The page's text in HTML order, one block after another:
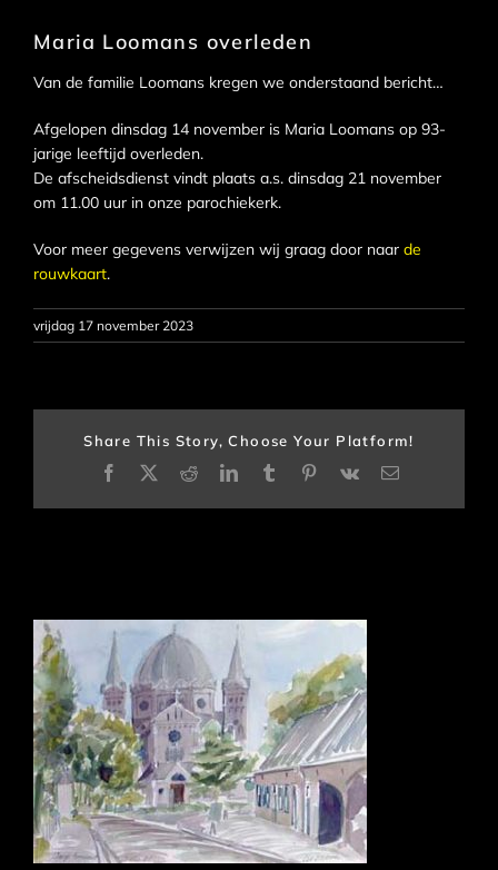
Maria Loomans overleden
Van de familie Loomans kregen we onderstaand bericht…
Afgelopen dinsdag 14 november is Maria Loomans op 93-
jarige leeftijd overleden.
De afscheidsdienst vindt plaats a.s. dinsdag 21 november
om 11.00 uur in onze parochiekerk.
Voor meer gegevens verwijzen wij graag door naar de
rouwkaart.
vrijdag 17 november 2023
Share This Story, Choose Your Platform!
Facebook
X RedditLinkedInTumblrPinterest
Vk
E-